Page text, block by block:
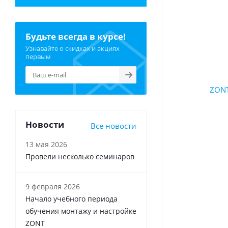
Будьте всегда в курсе!
Узнавайте о скидках и акциях
первым
Новости Все новости
13 мая 2026
Провели несколько семинаров
9 февраля 2026
Начало учебного периода
обучения монтажу и настройке
ZONT